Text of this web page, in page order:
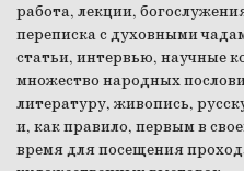
работа, лекции,
переписка с духовными
статьи, интервью, научные
множество народных
литературу, живопись,
и, как правило, первым в
время для посещения